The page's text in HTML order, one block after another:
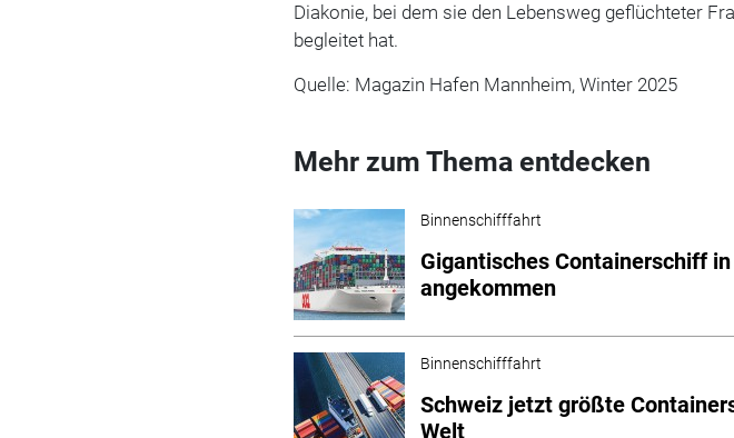
Diakonie, bei dem sie den Lebensweg geflüchteter
begleitet hat.
Quelle: Magazin Hafen Mannheim, Winter 2025
Mehr zum Thema entdecken
Binnenschifffahrt
Gigantisches Containerschiff
angekommen
Binnenschifffahrt
Schweiz jetzt größte
Welt